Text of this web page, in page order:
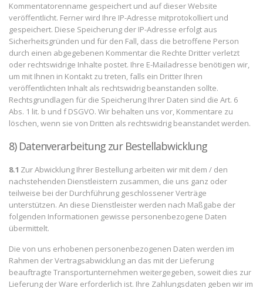
Kommentatorenname gespeichert und auf dieser Website
veröffentlicht. Ferner wird Ihre IP-Adresse mitprotokolliert und
gespeichert. Diese Speicherung der IP-Adresse erfolgt aus
Sicherheitsgründen und für den Fall, dass die betroffene Person
durch einen abgegebenen Kommentar die Rechte Dritter verletzt
oder rechtswidrige Inhalte postet. Ihre E-Mailadresse benötigen wir,
um mit Ihnen in Kontakt zu treten, falls ein Dritter Ihren
veröffentlichten Inhalt als rechtswidrig beanstanden sollte.
Rechtsgrundlagen für die Speicherung Ihrer Daten sind die Art. 6
Abs. 1 lit. b und f DSGVO. Wir behalten uns vor, Kommentare zu
löschen, wenn sie von Dritten als rechtswidrig beanstandet werden.
8) Datenverarbeitung zur Bestellabwicklung
8.1 Zur Abwicklung Ihrer Bestellung arbeiten wir mit dem / den
nachstehenden Dienstleistern zusammen, die uns ganz oder
teilweise bei der Durchführung geschlossener Verträge
unterstützen. An diese Dienstleister werden nach Maßgabe der
folgenden Informationen gewisse personenbezogene Daten
übermittelt.
Die von uns erhobenen personenbezogenen Daten werden im
Rahmen der Vertragsabwicklung an das mit der Lieferung
beauftragte Transportunternehmen weitergegeben, soweit dies zur
Lieferung der Ware erforderlich ist. Ihre Zahlungsdaten geben wir im